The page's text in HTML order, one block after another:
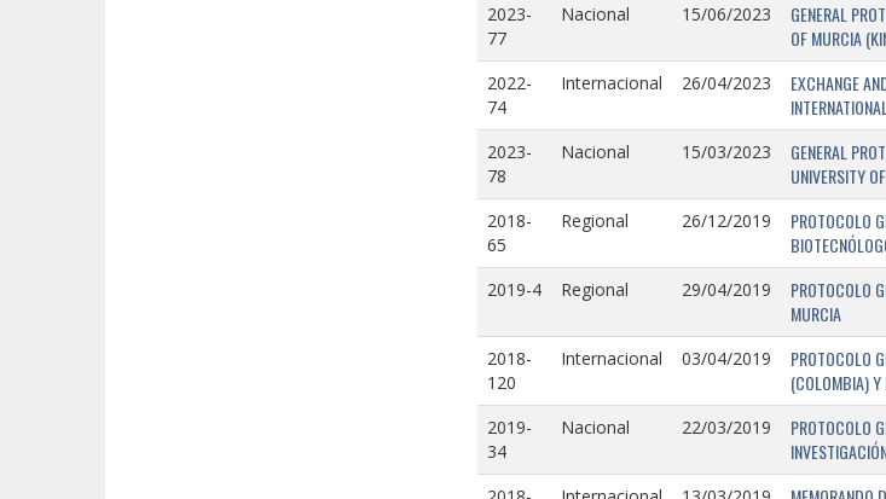
2023-
77
Nacional 15/06/2023
GENERAL
OF MURCIA
2022-
74
Internacional 26/04/2023
EXCHANGE
2023-
78
Nacional 15/03/2023
GENERAL
UNIVERSITY
2018-
65
Regional 26/12/2019
PROTOCOLO
2019-4 Regional 29/04/2019
PROTOCOLO
MURCIA
2018-
120
Internacional 03/04/2019
PROTOCOLO
(COLOMBIA) Y
2019-
34
Nacional 22/03/2019
PROTOCOLO